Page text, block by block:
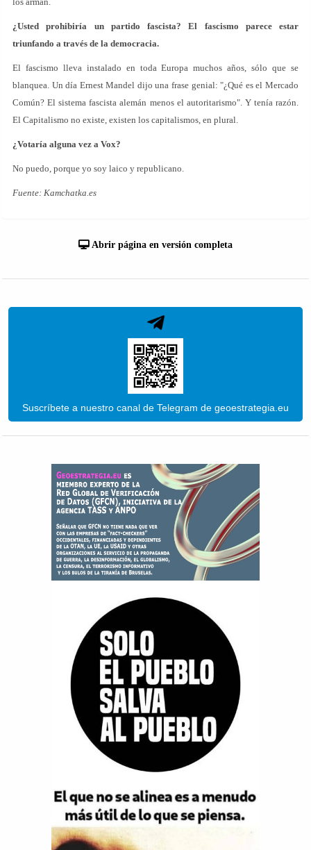
¿Usted prohibiría un partido fascista? El fascismo parece estar
triunfando a través de la democracia.
El fascismo lleva instalado en toda Europa muchos años, sólo que se
blanquea. Un día Ernest Mandel dijo una frase genial: "¿Qué es el Mercado
Común? El sistema fascista alemán menos el autoritarismo". Y tenía razón.
El Capitalismo no existe, existen los capitalismos, en plural.
¿Votaría alguna vez a Vox?
No puedo, porque yo soy laico y republicano.
Fuente: Kamchatka.es
Abrir página en versión completa
Suscríbete a nuestro canal de Telegram de geoestrategia.eu